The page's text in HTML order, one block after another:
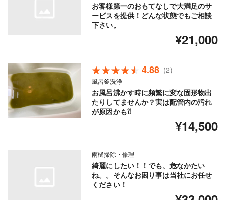
お客様第一のおもてなしで大満足のサ
ービスを提供！どんな状態でもご相談
下さい。
¥21,000
4.88 (2)
風呂釜洗浄
お風呂沸かす時に頻繁に変な固形物出
たりしてませんか？実は配管内の汚れ
が原因かも⁈
¥14,500
雨樋掃除・修理
綺麗にしたい！！でも、危なかたい
ね。。そんなお困り事は当社にお任せ
ください！